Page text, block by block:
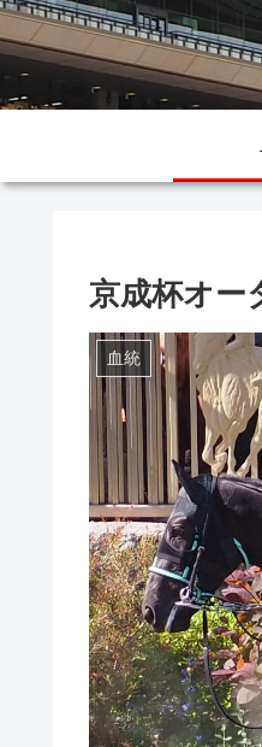
京成杯オ
血統